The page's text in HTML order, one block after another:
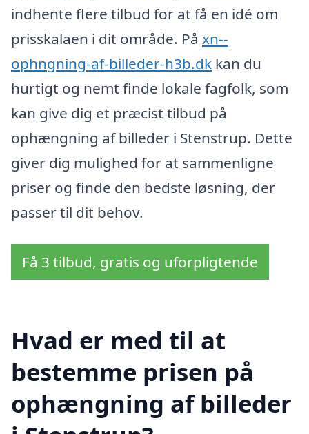
indhente flere tilbud for at få en idé om
prisskalaen i dit område. På xn--
ophngning-af-billeder-h3b.dk kan du
hurtigt og nemt finde lokale fagfolk, som
kan give dig et præcist tilbud på
ophængning af billeder i Stenstrup. Dette
giver dig mulighed for at sammenligne
priser og finde den bedste løsning, der
passer til dit behov.
Få 3 tilbud, gratis og uforpligtende
Hvad er med til at
bestemme prisen på
ophængning af billeder